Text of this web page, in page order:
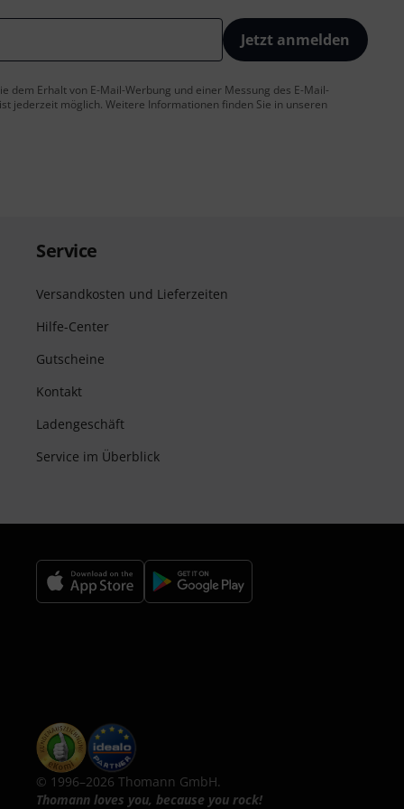
Jetzt anmelden
dem Erhalt von E-Mail-Werbung und einer Messung des E-Mail-
jederzeit möglich. Weitere Informationen finden Sie in unseren
Service
Versandkosten und Lieferzeiten
Hilfe-Center
Gutscheine
Kontakt
Ladengeschäft
Service im Überblick
© 1996–2026 Thomann GmbH.
Thomann loves you, because you rock!